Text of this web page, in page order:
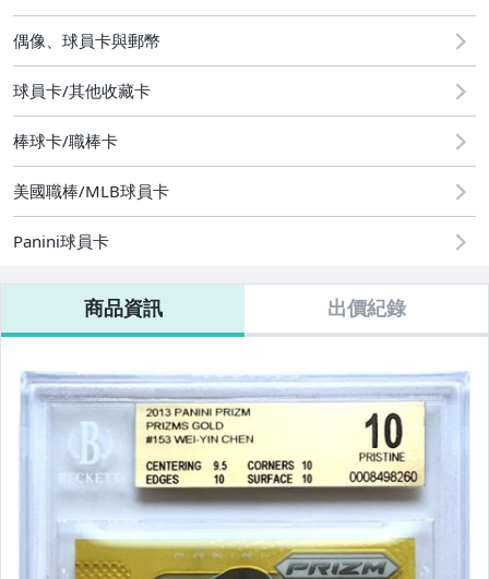
玩具、模型與公仔
偶像、球員卡與郵幣
球員卡/其他收藏卡
棒球卡/職棒卡
美國職棒/MLB球員卡
Panini球員卡
商品資訊 出價紀錄